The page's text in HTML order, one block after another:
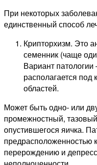
При некоторых
единственный способ
Крипторхизм. Это
семенник (чаще
Вариант патологии
располагается
областей.
Может быть одно- или
промежностный,
опустившегося яичка.
предрасположенностью
перерождению и